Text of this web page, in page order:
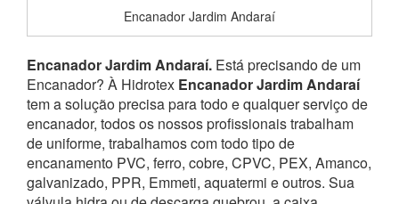
Encanador Jardim Andaraí
Encanador Jardim Andaraí. Está precisando de um
Encanador? À Hidrotex Encanador Jardim Andaraí
tem a solução precisa para todo e qualquer serviço de
encanador, todos os nossos profissionais trabalham
de uniforme, trabalhamos com todo tipo de
encanamento PVC, ferro, cobre, CPVC, PEX, Amanco,
galvanizado, PPR, Emmeti, aquatermi e outros. Sua